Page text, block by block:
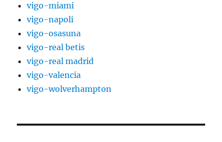
vigo-miami
vigo-napoli
vigo-osasuna
vigo-real betis
vigo-real madrid
vigo-valencia
vigo-wolverhampton